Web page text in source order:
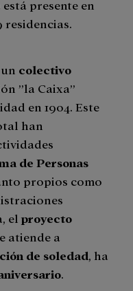
presente en
residencias.
colectivo
”la Caixa”
en 1904. Este
han
de Personas
propios como
el proyecto
atiende a
de soledad , ha